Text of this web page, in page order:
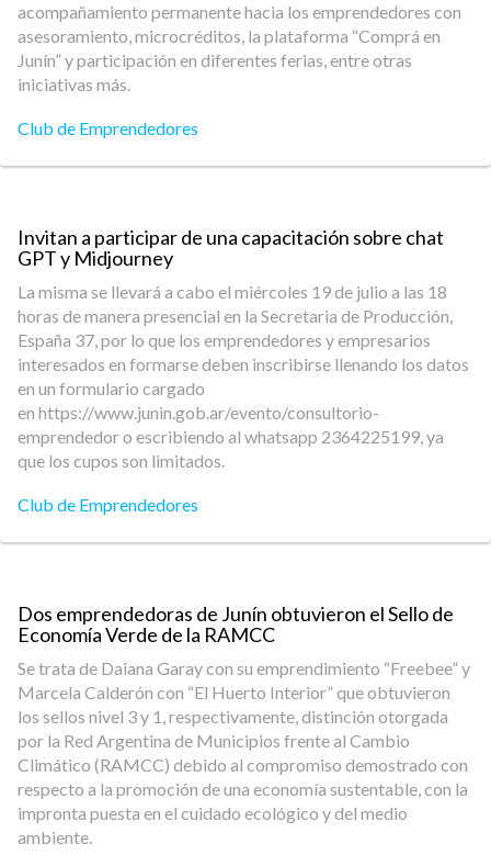
acompañamiento permanente hacia los emprendedores con
asesoramiento, microcréditos, la plataforma “Comprá en
Junín” y participación en diferentes ferias, entre otras
iniciativas más.
Club de Emprendedores
Invitan a participar de una capacitación sobre chat
GPT y Midjourney
La misma se llevará a cabo el miércoles 19 de julio a las 18
horas de manera presencial en la Secretaria de Producción,
España 37, por lo que los emprendedores y empresarios
interesados en formarse deben inscribirse llenando los datos
en un formulario cargado
en https://www.junin.gob.ar/evento/consultorio-
emprendedor o escribiendo al whatsapp 2364225199, ya
que los cupos son limitados.
Club de Emprendedores
Dos emprendedoras de Junín obtuvieron el Sello de
Economía Verde de la RAMCC
Se trata de Daiana Garay con su emprendimiento “Freebee” y
Marcela Calderón con “El Huerto Interior” que obtuvieron
los sellos nivel 3 y 1, respectivamente, distinción otorgada
por la Red Argentina de Municipios frente al Cambio
Climático (RAMCC) debido al compromiso demostrado con
respecto a la promoción de una economía sustentable, con la
impronta puesta en el cuidado ecológico y del medio
ambiente.